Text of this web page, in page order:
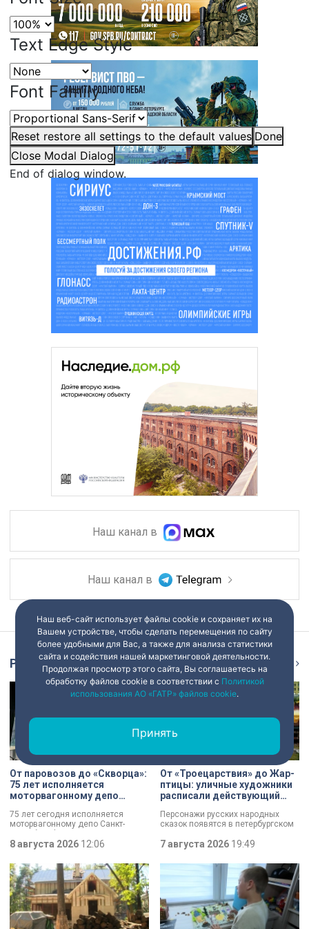
Text Edge Style
Font Family
Reset restore all settings to the default values Done
Close Modal Dialog
End of dialog window.
Наш канал в
Наш канал в
Репортаж
От паровозов до «Скворца»:
75 лет исполняется
моторвагонному депо
Финляндский
75 лет сегодня исполняется
моторвагонному депо Санкт-
Петербург-Финляндский.
Появление этого объекта для
железной дороги стало поистине
знаковым: паровозы уступили
место электричкам. Изначально
выполняли 13 пар рейсов, сейчас
— почти в 20 раз больше. В парке
предприятия — современные
вагоны и ретро-составы.
8 августа 2026 12:06
От «Троецарствия» до Жар-
птицы: уличные художники
расписали действующий
Персонажи русских народных
сказок появятся в петербургском
«Выборгское» завершился
масштабный съезд лучших
уличных художников страны — от
Краснодара до Владивостока.
Мастерам передали в полное
распоряжение шесть
действующих вагонов, и те
превратили их в настоящие арт-
объекты. Результат доказал:
7 августа 2026 19:49
Наш веб-сайт использует файлы cookie и сохраняет их на
Вашем устройстве, чтобы сделать перемещения по сайту
более удобными для Вас, а также для анализа статистики
сайта и содействия нашей маркетинговой деятельности.
Продолжая просмотр этого сайта, Вы соглашаетесь на
обработку файлов cookie в соответствии с Политикой
использования АО «ГАТР» файлов cookie.
Принять